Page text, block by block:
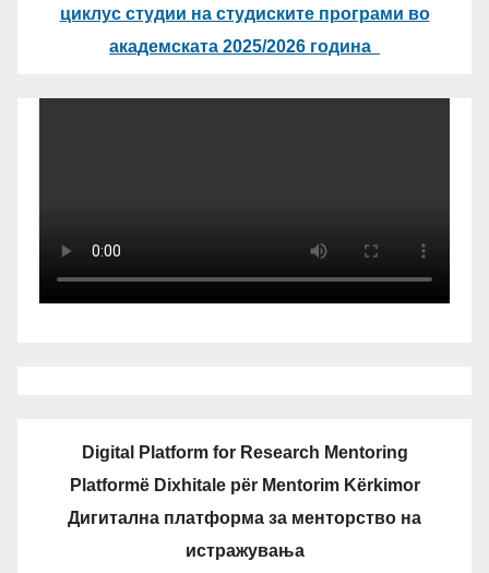
циклус студии на студиските програми во
академската 2025/2026 година
Digital Platform for Research Mentoring
Platformë Dixhitale për Mentorim Kërkimor
Дигитална платформа за менторство на
истражувања